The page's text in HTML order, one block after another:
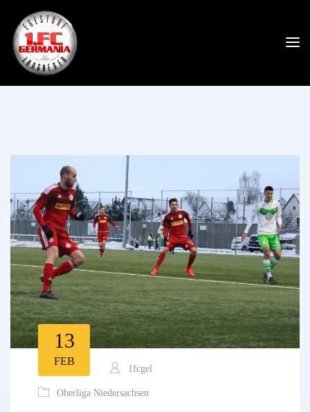
13
FEB
1fcgel
Oberliga Niedersachsen